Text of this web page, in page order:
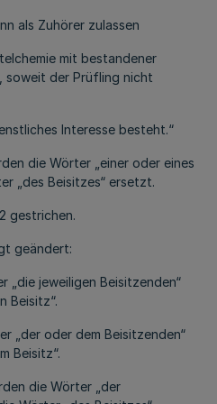
als Zuhörer zulassen
mit bestandener
soweit der Prüfling nicht
Interesse besteht.“
die Wörter „einer oder eines
„des Beisitzes“ ersetzt.
gestrichen.
geändert:
„die jeweiligen Beisitzenden“
Beisitz“.
„der oder dem Beisitzenden“
Beisitz“.
die Wörter „der